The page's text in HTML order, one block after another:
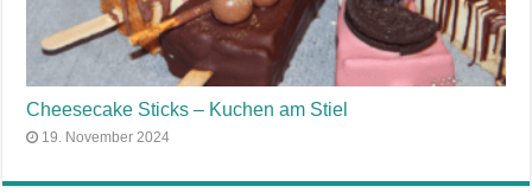
Cheesecake Sticks – Kuchen am Stiel
19. November 2024